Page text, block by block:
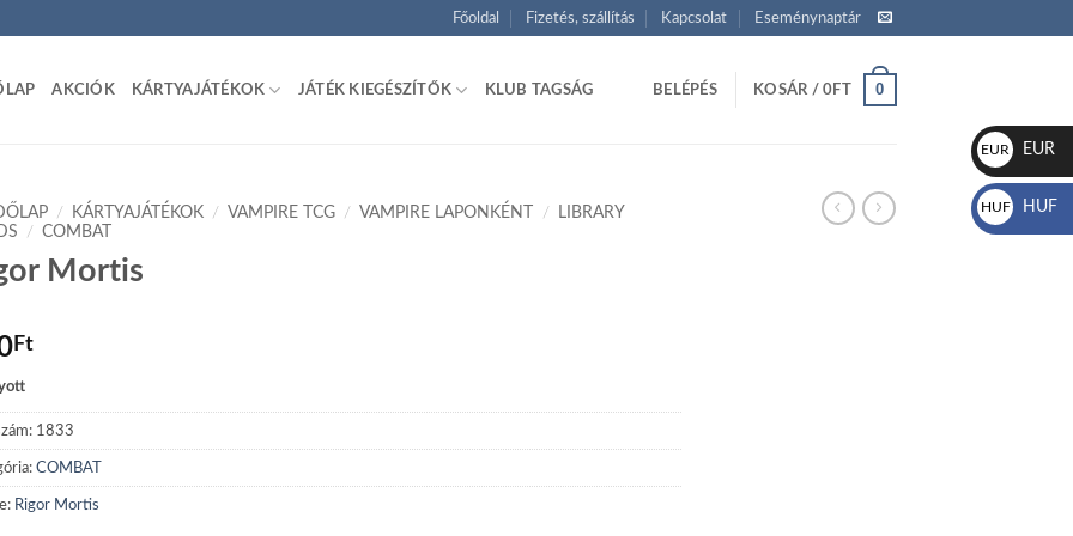
Főoldal Fizetés, szállítás Kapcsolat Eseménynaptár
AKCIÓK KÁRTYAJÁTÉKOK JÁTÉK KIEGÉSZÍTŐK KLUB TAGSÁG BELÉPÉS KOSÁR /0FT 0
/ KÁRTYAJÁTÉKOK / VAMPIRE TCG / VAMPIRE LAPONKÉNT /
LIBRARY
/ COMBAT
Mortis
Ft
1833
COMBAT
Rigor Mortis
EUR
€
EUR
HUF
Ft
HUF